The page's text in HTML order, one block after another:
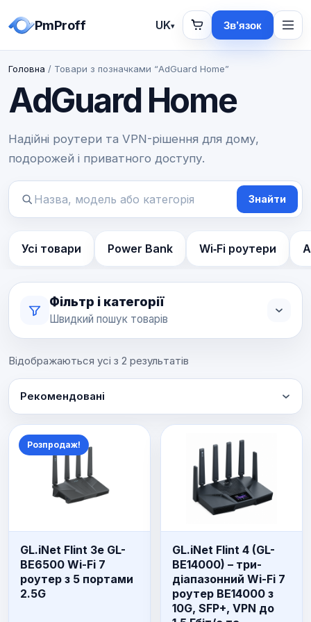
PmProff UK▾ Зв’язок
Головна / Товари з позначками “AdGuard Home”
AdGuard Home
Надійні роутери та VPN-рішення для дому,
подорожей і приватного доступу.
Пошук
Знайти
Усі товари Power Bank Wi‑Fi роутери
Фільтр і категорії
Швидкий пошук товарів
Відображаються усі з 2 результатів
Рекомендовані
Розпродаж!
GL.iNet Flint 3e GL-
BE6500 Wi-Fi 7
роутер з 5 портами
2.5G
GL.iNet Flint 4 (GL-
BE14000) – три-
діапазонний Wi-Fi 7
роутер BE14000 з
10G, SFP+, VPN до